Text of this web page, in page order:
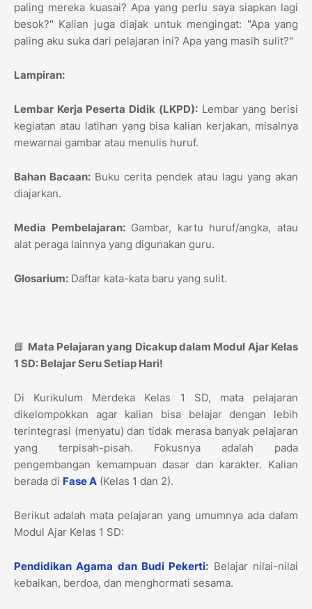
paling mereka kuasai? Apa yang perlu saya siapkan lagi
besok?" Kalian juga diajak untuk mengingat: "Apa yang
paling aku suka dari pelajaran ini? Apa yang masih sulit?"
Lampiran:
Lembar Kerja Peserta Didik (LKPD):Lembar yang berisi
kegiatan atau latihan yang bisa kalian kerjakan, misalnya
mewarnai gambar atau menulis huruf.
Bahan Bacaan: Buku cerita pendek atau lagu yang akan
diajarkan.
Media Pembelajaran:Gambar, kartu huruf/angka, atau
alat peraga lainnya yang digunakan guru.
Glosarium: Daftar kata-kata baru yang sulit.
📘 Mata Pelajaran yang Dicakup dalam Modul Ajar Kelas
1 SD: Belajar Seru Setiap Hari!
Di Kurikulum Merdeka Kelas 1 SD, mata pelajaran
dikelompokkan agar kalian bisa belajar dengan lebih
terintegrasi (menyatu) dan tidak merasa banyak pelajaran
yang terpisah-pisah. Fokusnya adalah pada
pengembangan kemampuan dasar dan karakter. Kalian
berada di Fase A (Kelas 1 dan 2).
Berikut adalah mata pelajaran yang umumnya ada dalam
Modul Ajar Kelas 1 SD:
Pendidikan Agama dan Budi Pekerti: Belajar nilai-nilai
kebaikan, berdoa, dan menghormati sesama.